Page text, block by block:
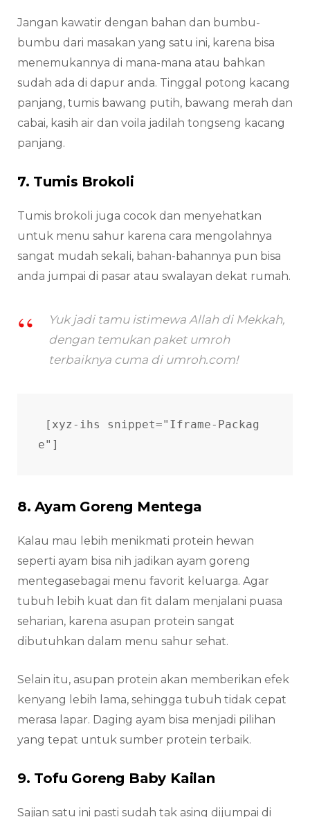
Jangan kawatir dengan bahan dan bumbu-
bumbu dari masakan yang satu ini, karena bisa
menemukannya di mana-mana atau bahkan
sudah ada di dapur anda. Tinggal potong kacang
panjang, tumis bawang putih, bawang merah dan
cabai, kasih air dan voila jadilah tongseng kacang
panjang.
7. Tumis Brokoli
Tumis brokoli juga cocok dan menyehatkan
untuk menu sahur karena cara mengolahnya
sangat mudah sekali, bahan-bahannya pun bisa
anda jumpai di pasar atau swalayan dekat rumah.
Yuk jadi tamu istimewa Allah di Mekkah,
dengan temukan paket umroh
terbaiknya cuma di umroh.com!
[xyz-ihs snippet="Iframe-Packag
e"]
8. Ayam Goreng Mentega
Kalau mau lebih menikmati protein hewan
seperti ayam bisa nih jadikan ayam goreng
mentegasebagai menu favorit keluarga. Agar
tubuh lebih kuat dan fit dalam menjalani puasa
seharian, karena asupan protein sangat
dibutuhkan dalam menu sahur sehat.
Selain itu, asupan protein akan memberikan efek
kenyang lebih lama, sehingga tubuh tidak cepat
merasa lapar. Daging ayam bisa menjadi pilihan
yang tepat untuk sumber protein terbaik.
9. Tofu Goreng Baby Kailan
Sajian satu ini pasti sudah tak asing dijumpai di